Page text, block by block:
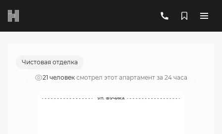
1-комнатный 5 958 493 руб.
Ипотека
Чистовая отделка
21 человек смотрел этот апартамент за 24 часа